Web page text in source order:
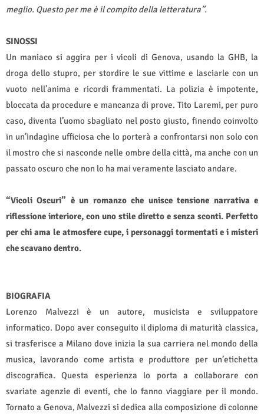
meglio. Questo per me è il compito della letteratura”.
SINOSSI
Un maniaco si aggira per i vicoli di Genova, usando la GHB, la
droga dello stupro, per stordire le sue vittime e lasciarle con un
vuoto nell’anima e ricordi frammentati. La polizia è impotente,
bloccata da procedure e mancanza di prove. Tito Laremi, per puro
caso, diventa l’uomo sbagliato nel posto giusto, finendo coinvolto
in un’indagine ufficiosa che lo porterà a confrontarsi non solo con
il mostro che si nasconde nelle ombre della città, ma anche con un
passato oscuro che non lo ha mai veramente lasciato andare.
“Vicoli Oscuri” è un romanzo che unisce tensione narrativa e
riflessione interiore, con uno stile diretto e senza sconti. Perfetto
per chi ama le atmosfere cupe, i personaggi tormentati e i misteri
che scavano dentro.
BIOGRAFIA
Lorenzo Malvezzi è un autore, musicista e sviluppatore
informatico. Dopo aver conseguito il diploma di maturità classica,
si trasferisce a Milano dove inizia la sua carriera nel mondo della
musica, lavorando come artista e produttore per un’etichetta
discografica. Questa esperienza lo porta a collaborare con
svariate agenzie di eventi, che lo fanno viaggiare per il mondo.
Tornato a Genova, Malvezzi si dedica alla composizione di colonne